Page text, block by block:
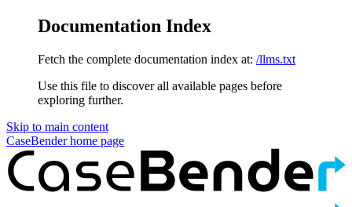
Documentation Index
Fetch the complete documentation index at: /llms.txt
Use this file to discover all available pages before
exploring further.
Skip to main content
CaseBenderhome page